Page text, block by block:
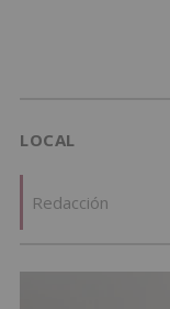
LOCAL
Redacción